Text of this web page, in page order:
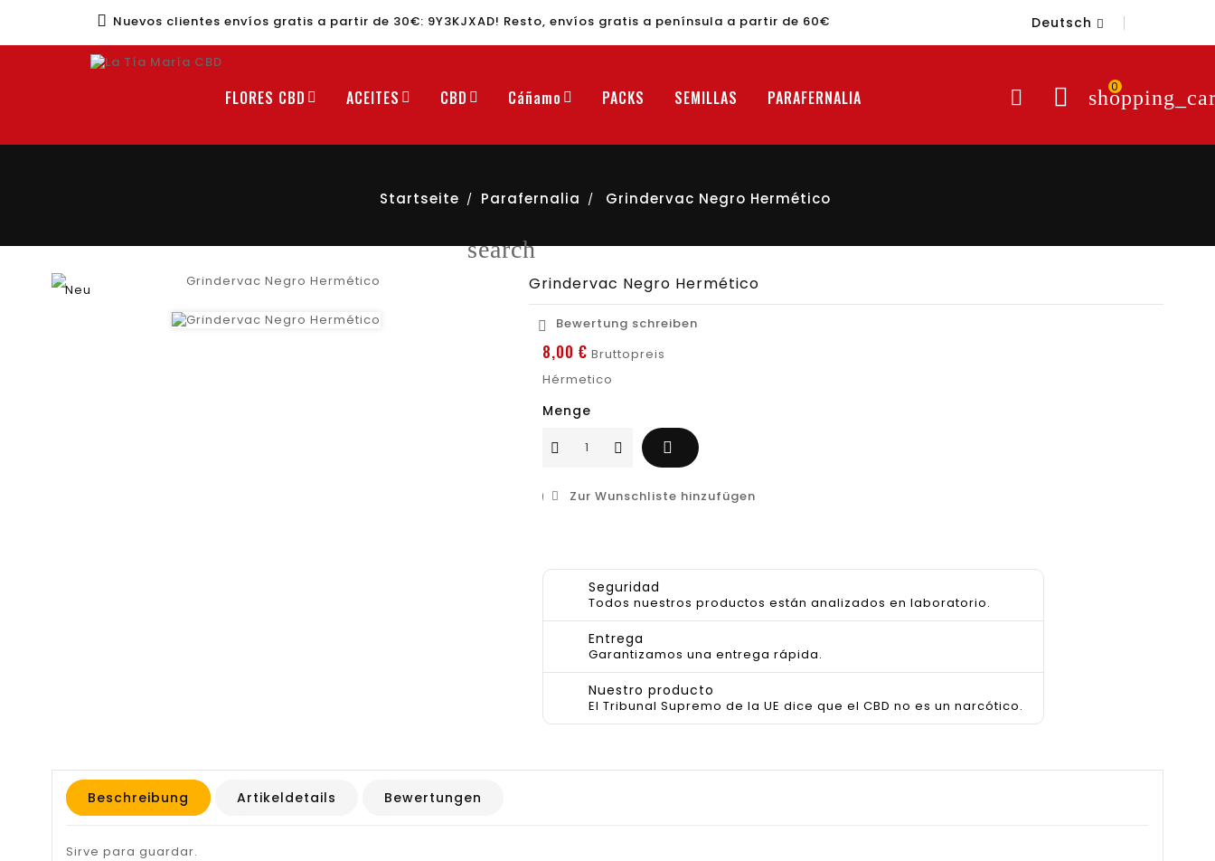
Nuevos clientes envíos gratis a partir de 30€: 9Y3KJXAD! Resto, envíos gratis a península a partir de 60€ Deutsch 
FLORES CBD ACEITES CBD Cáñamo PACKS SEMILLAS PARAFERNALIA
0

Startseite Parafernalia Grindervac Negro Hermético
Neu
search
Grindervac Negro Hermético
 Bewertung schreiben
8,00 € Bruttopreis
Hérmetico
Menge

Zur Wunschliste hinzufügen
Seguridad
Todos nuestros productos están analizados en laboratorio.
Entrega
Garantizamos una entrega rápida.
Nuestro producto
El Tribunal Supremo de la UE dice que el CBD no es un narcótico.
Beschreibung Artikeldetails Bewertungen
Sirve para guardar.